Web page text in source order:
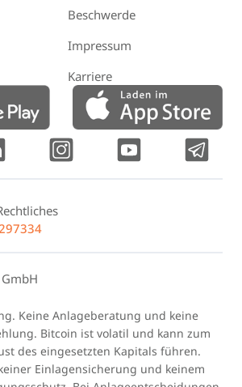
Beschwerde
Impressum
Karriere
Keine Anlageberatung und keine
Bitcoin ist volatil und kann zum
des eingesetzten Kapitals führen.
Einlagensicherung und keinem